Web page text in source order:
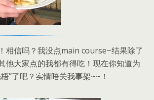
相信吗？我没点main course~结果除了
他大家点的我都有得吃！现在你知道为
”了吧？实情唔关我事架~~！